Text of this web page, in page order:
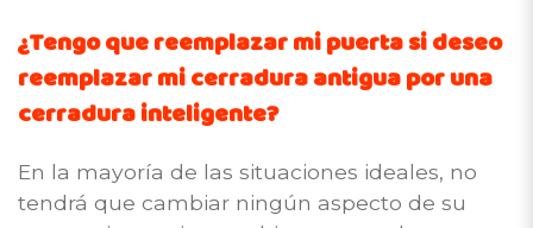
¿Tengo que reemplazar mi puerta si deseo
reemplazar mi cerradura antigua por una
cerradura inteligente?
En la mayoría de las situaciones ideales, no
tendrá que cambiar ningún aspecto de su